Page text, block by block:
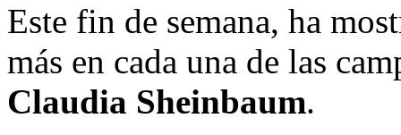
Este fin de semana, ha
más en cada una de las
Claudia Sheinbaum.